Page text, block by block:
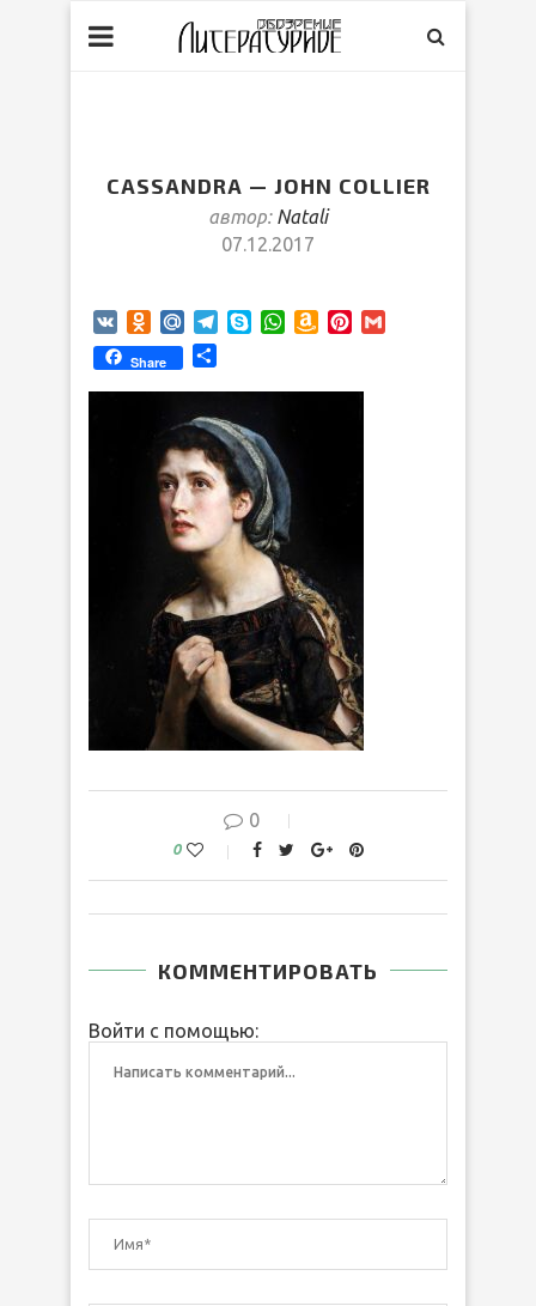
CASSANDRA — JOHN COLLIER
автор: Natali
07.12.2017
VK Odnoklassniki
Mail.RuTelegram
SkypeWhatsApp
AmazonPinterest
Share
0
0
КОММЕНТИРОВАТЬ
Войти с помощью: